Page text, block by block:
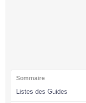
Sommaire
Listes des Guides